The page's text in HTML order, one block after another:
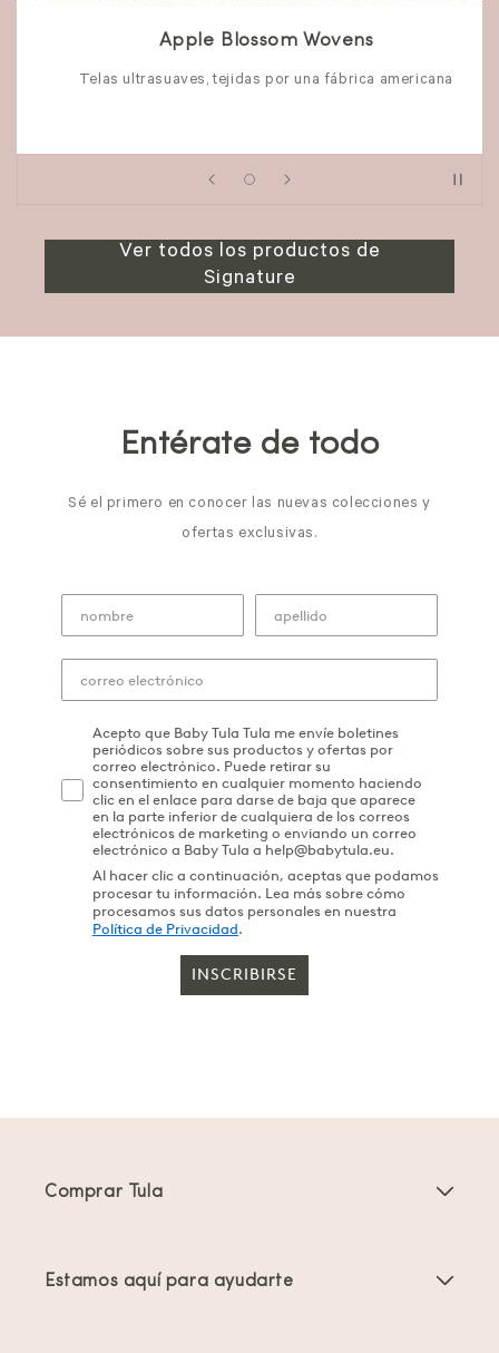
Apple Blossom Wovens
Telas ultrasuaves, tejidas por una fábrica americana
Ver todos los productos de
Signature
Entérate de todo
Sé el primero en conocer las nuevas colecciones y
ofertas exclusivas.
Acepto que Baby Tula Tula me envíe boletines
periódicos sobre sus productos y ofertas por
correo electrónico. Puede retirar su
consentimiento en cualquier momento haciendo
clic en el enlace para darse de baja que aparece
en la parte inferior de cualquiera de los correos
electrónicos de marketing o enviando un correo
electrónico a Baby Tula a help@babytula.eu.
Al hacer clic a continuación, aceptas que podamos
procesar tu información. Lea más sobre cómo
procesamos sus datos personales en nuestra
Política de Privacidad.
INSCRIBIRSE
Comprar Tula
Estamos aquí para ayudarte